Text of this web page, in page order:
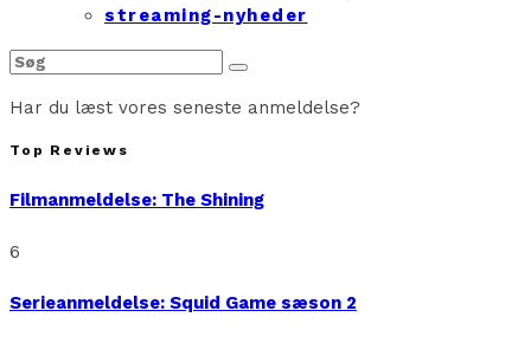
streaming-nyheder
Har du læst vores seneste anmeldelse?
Top Reviews
Filmanmeldelse: The Shining
6
Serieanmeldelse: Squid Game sæson 2